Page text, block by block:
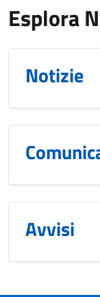
Esplora
Notizie
Avvisi